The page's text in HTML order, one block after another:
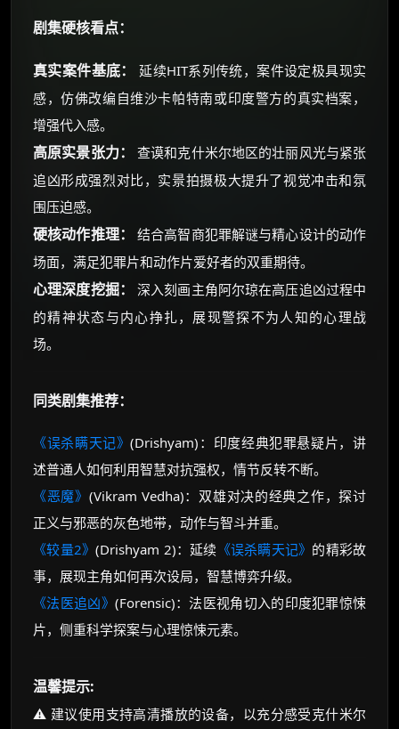
剧集硬核看点：
真实案件基底：
延续HIT系列传统，案件设定极具现实
感，仿佛改编自维沙卡帕特南或印度警方的真实档案，
增强代入感。
高原实景张力：
查谟和克什米尔地区的壮丽风光与紧张
追凶形成强烈对比，实景拍摄极大提升了视觉冲击和氛
围压迫感。
硬核动作推理：
结合高智商犯罪解谜与精心设计的动作
场面，满足犯罪片和动作片爱好者的双重期待。
心理深度挖掘：
深入刻画主角阿尔琼在高压追凶过程中
的精神状态与内心挣扎，展现警探不为人知的心理战
场。
同类剧集推荐：
《误杀瞒天记》(Drishyam)：印度经典犯罪悬疑片，讲
述普通人如何利用智慧对抗强权，情节反转不断。
《恶魔》 (Vikram Vedha)：双雄对决的经典之作，探讨
正义与邪恶的灰色地带，动作与智斗并重。
《较量2》(Drishyam 2)：延续 《误杀瞒天记》 的精彩故
事，展现主角如何再次设局，智慧博弈升级。
《法医追凶》 (Forensic)：法医视角切入的印度犯罪惊悚
片，侧重科学探案与心理惊悚元素。
温馨提示:
⚠️ 建议使用支持高清播放的设备，以充分感受克什米尔